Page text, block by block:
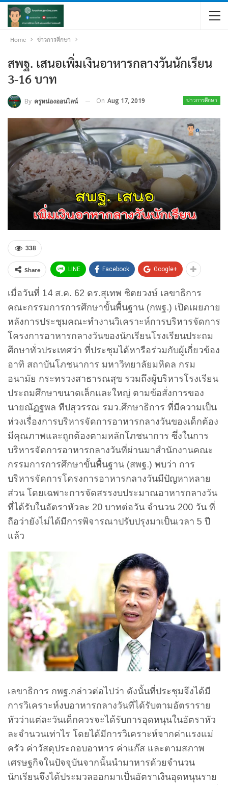
Home ข่าวการศึกษา
สพฐ. เสนอเพิ่มเงินอาหารกลางวันนักเรียน
3-16 บาท
ข่าวการศึกษา
By ครูหน่องออนไลน์ On Aug 17, 2019
338
Share LINE Facebook Google+
เมื่อวันที่ 14 ส.ค. 62 ดร.สุเทพ ชิตยวงษ์ เลขาธิการ
คณะกรรมการการศึกษาขั้นพื้นฐาน (กพฐ.) เปิดเผยภาย
หลังการประชุมคณะทำงานวิเคราะห์การบริหารจัดการ
โครงการอาหารกลางวันของนักเรียนโรงเรียนประถม
ศึกษาทั่วประเทศว่า ที่ประชุมได้หารือร่วมกับผู้เกี่ยวข้อง
อาทิ สถาบันโภชนาการ มหาวิทยาลัยมหิดล กรม
อนามัย กระทรวงสาธารณสุข รวมถึงผู้บริหารโรงเรียน
ประถมศึกษาขนาดเล็กและใหญ่ ตามข้อสั่งการของ
นายณัฏฐพล ทีปสุวรรณ รมว.ศึกษาธิการ ที่มีความเป็น
ห่วงเรื่องการบริหารจัดการอาหารกลางวันของเด็กต้อง
มีคุณภาพและถูกต้องตามหลักโภชนาการ ซึ่งในการ
บริหารจัดการอาหารกลางวันที่ผ่านมาสำนักงานคณะ
กรรมการการศึกษาขั้นพื้นฐาน (สพฐ.) พบว่า การ
บริหารจัดการโครงการอาหารกลางวันมีปัญหาหลาย
ส่วน โดยเฉพาะการจัดสรรงบประมาณอาหารกลางวัน
ที่ได้รับในอัตราหัวละ 20 บาทต่อวัน จำนวน 200 วัน ที่
ถือว่ายังไม่ได้มีการพิจารณาปรับปรุงมาเป็นเวลา 5 ปี
แล้ว
เลขาธิการ กพฐ.กล่าวต่อไปว่า ดังนั้นที่ประชุมจึงได้มี
การวิเคราะห์งบอาหารกลางวันที่ได้รับตามอัตราราย
หัวว่าแต่ละวันเด็กควรจะได้รับการอุดหนุนในอัตราหัว
ละจำนวนเท่าไร โดยได้มีการวิเคราะห์จากค่าแรงแม่
ครัว ค่าวัสดุประกอบอาหาร ค่าแก๊ส และตามสภาพ
เศรษฐกิจในปัจจุบันจากนั้นนำมาหารด้วยจำนวน
นักเรียนจึงได้ประมวลออกมาเป็นอัตราเงินอุดหนุนราย